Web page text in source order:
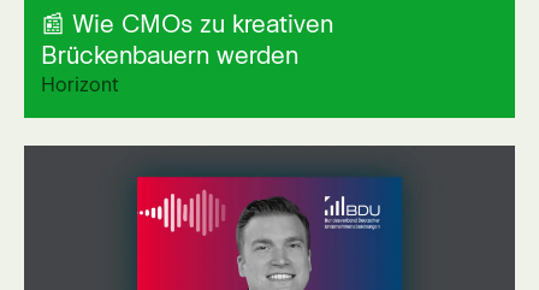
📰 Wie CMOs zu kreativen
Brückenbauern werden
Horizont